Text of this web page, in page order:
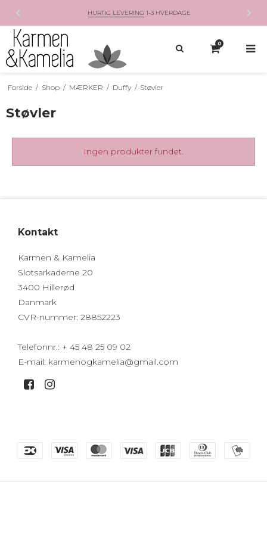
HURTIG LEVERING 1-3 HVERDAGE
0
Forside / Shop / MÆRKER / Duffy / Støvler
Støvler
Ingen produkter fundet.
Kontakt
Karmen & Kamelia
Slotsarkaderne 20
3400 Hillerød
Danmark
CVR-nummer: 28852223
Telefonnr.: + 45 48 25 09 02
E-mail: karmenogkamelia@gmail.com